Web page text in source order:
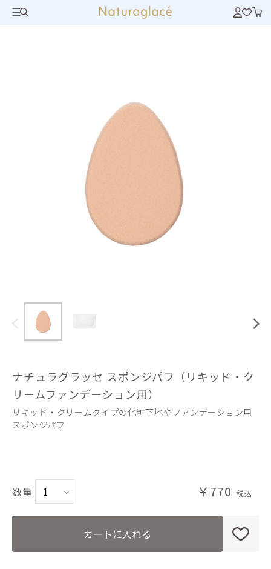
ナチュラグラッセ スポンジパフ（リキッド・ク
リームファンデーション用）
リキッド・クリームタイプの化粧下地やファンデーション用
スポンジパフ
数量 ￥770
カートに入れる